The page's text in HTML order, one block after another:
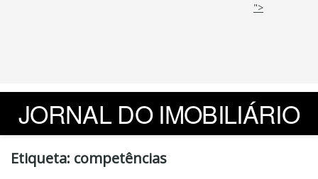
">
JORNAL DO IMOBILIÁRIO
Etiqueta: competências